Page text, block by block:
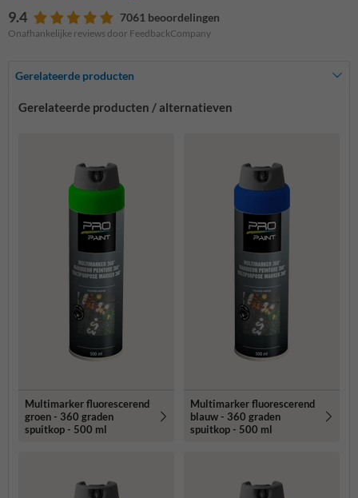
9.4 7061 beoordelingen
Onafhankelijke reviews door FeedbackCompany
Gerelateerde producten
Gerelateerde producten / alternatieven
Multimarker fluorescerend
groen - 360 graden
spuitkop - 500 ml
Multimarker fluorescerend
blauw - 360 graden
spuitkop - 500 ml